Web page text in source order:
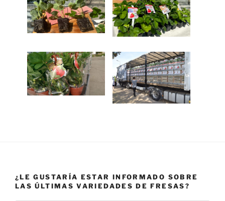
¿LE GUSTARÍA ESTAR INFORMADO SOBRE
LAS ÚLTIMAS VARIEDADES DE FRESAS?